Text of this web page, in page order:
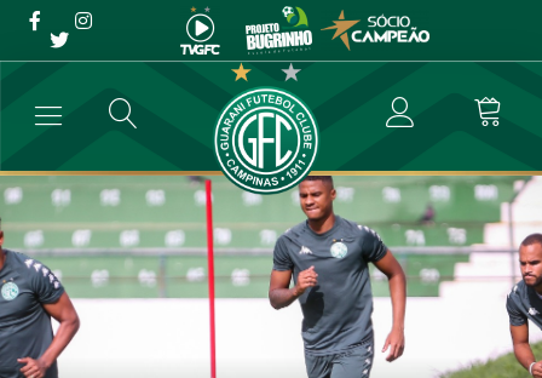
Bugre segue pré-temporada
com trabalhos físicos e
técnicos
→ Bugre segue pré-temporada com